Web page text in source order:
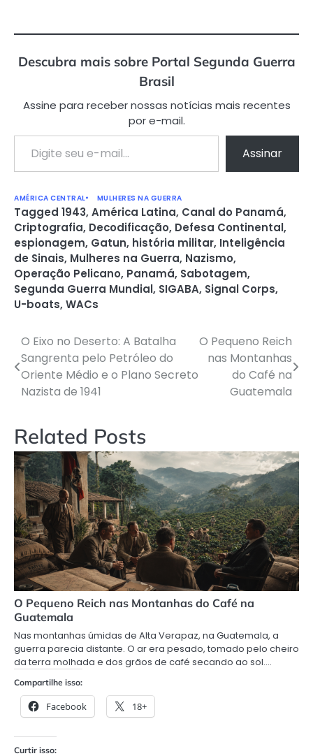
Descubra mais sobre Portal Segunda Guerra
Brasil
Assine para receber nossas notícias mais recentes
por e-mail.
Digite seu e-mail…
Assinar
AMÉRICA CENTRAL MULHERES NA GUERRA
Tagged 1943, América Latina, Canal do Panamá,
Criptografia, Decodificação, Defesa Continental,
espionagem, Gatun, história militar, Inteligência
de Sinais, Mulheres na Guerra, Nazismo,
Operação Pelicano, Panamá, Sabotagem,
Segunda Guerra Mundial, SIGABA, Signal Corps,
U-boats, WACs
Navegação
de
Post
O Eixo no Deserto: A Batalha
Sangrenta pelo Petróleo do
Oriente Médio e o Plano Secreto
Nazista de 1941
O Pequeno Reich
nas Montanhas
do Café na
Guatemala
Related Posts
O Pequeno Reich nas Montanhas do Café na
Guatemala
Nas montanhas úmidas de Alta Verapaz, na Guatemala, a
guerra parecia distante. O ar era pesado, tomado pelo cheiro
da terra molhada e dos grãos de café secando ao sol.…
Compartilhe isso:
Facebook 18+
Curtir isso: